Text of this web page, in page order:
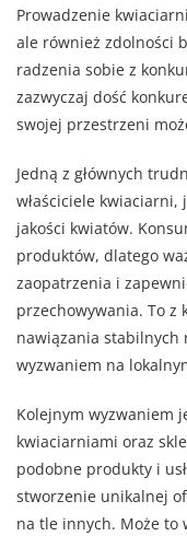
Prowadzenie
ale również zdolności
radzenia sobie z
zazwyczaj dość
swojej przestrzeni
Jedną z głównych
właściciele
jakości kwiatów.
produktów, dlatego
zaopatrzenia i
przechowywania. To z
nawiązania stabilnych
wyzwaniem na
Kolejnym wyzwaniem
kwiaciarniami oraz
podobne produkty i
stworzenie unikalnej
na tle innych. Może to